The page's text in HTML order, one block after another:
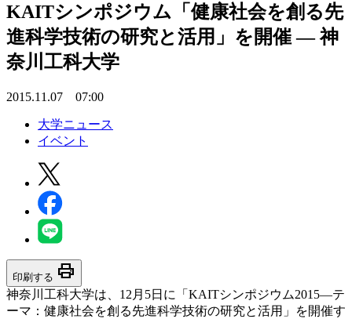
KAITシンポジウム「健康社会を創る先
進科学技術の研究と活用」を開催 — 神
奈川工科大学
2015.11.07 07:00
大学ニュース
イベント
印刷する print
神奈川工科大学は、12月5日に「KAITシンポジウム2015―テ
ーマ：健康社会を創る先進科学技術の研究と活用」を開催す